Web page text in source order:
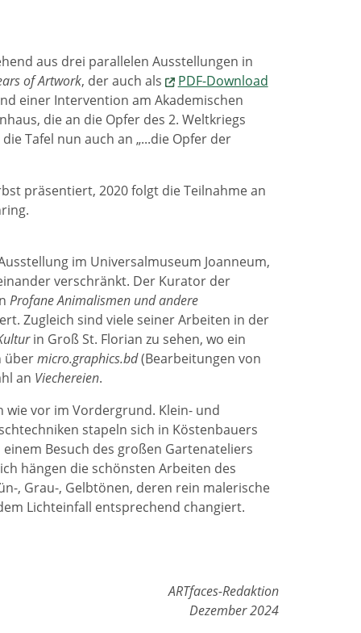
aus drei parallelen Ausstellungen in
of Artwork, der auch als
PDF-Download
einer Intervention am Akademischen
die an die Opfer des 2. Weltkriegs
Tafel nun auch an „...die Opfer der
präsentiert, 2020 folgt die Teilnahme an
im Universalmuseum Joanneum,
verschränkt. Der Kurator der
Profane Animalismen und andere
Zugleich sind viele seiner Arbeiten in der
in Groß St. Florian zu sehen, wo ein
übermicro.graphics.bd(Bearbeitungen von
an Viechereien.
vor im Vordergrund. Klein- und
stapeln sich in Köstenbauers
Besuch des großen Gartenateliers
hängen die schönsten Arbeiten des
, Grau-, Gelbtönen, deren rein malerische
Lichteinfall entsprechend changiert.
ARTfaces-Redaktion
Dezember 2024